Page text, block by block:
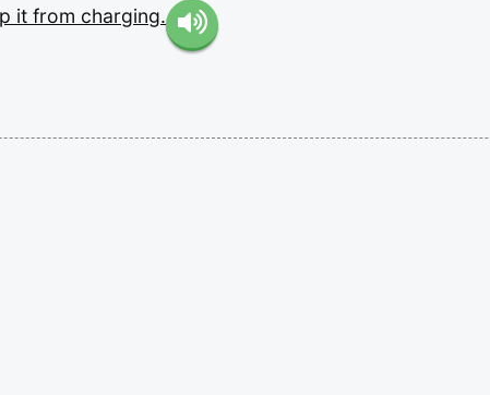
it from charging.